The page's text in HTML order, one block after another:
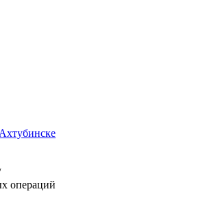
операций